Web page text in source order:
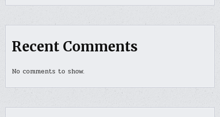
Recent Comments
No comments to show.